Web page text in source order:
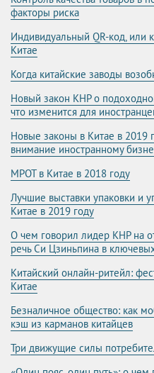
факторы риска
Индивидуальный QR-код, или
Китае
Когда китайские заводы
Новый закон КНР о
что изменится для
Новые законы в Китае в 2019
внимание иностранному
МРОТ в Китае в 2018 году
Лучшие выставки упаковки и
Китае в 2019 году
О чем говорил лидер КНР на
речь Си Цзиньпина в
Китайский онлайн-ритейл:
Китае
Безналичное общество: как
кэш из карманов китайцев
Три движущие силы